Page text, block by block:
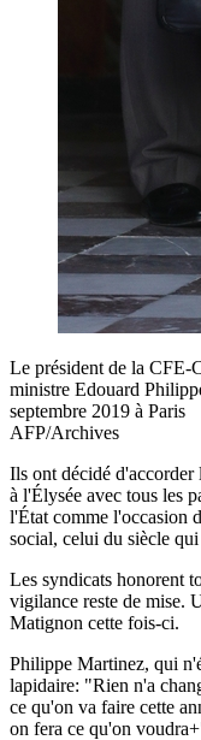
Le président de la CFE-
ministre Edouard
septembre 2019 à Paris
AFP/Archives
Ils ont décidé
à l'Élysée avec tous les
l'État comme l'occasion
social, celui du siècle
Les syndicats honorent
vigilance reste de mise.
Matignon cette fois-ci.
Philippe Martinez, qui
lapidaire: "Rien n'a
ce qu'on va faire cette
on fera ce qu'on